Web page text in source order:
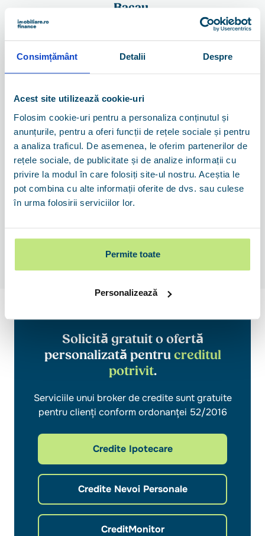
Consimțământ Detalii Despre
Acest site utilizează cookie-uri
Folosim cookie-uri pentru a personaliza conținutul și
anunțurile, pentru a oferi funcții de rețele sociale și pentru
a analiza traficul. De asemenea, le oferim partenerilor de
rețele sociale, de publicitate și de analize informații cu
privire la modul în care folosiți site-ul nostru. Aceștia le
pot combina cu alte informații oferite de dvs. sau culese
în urma folosirii serviciilor lor.
Permite toate
Personalizează
Bacau
Camelia Sava
Broker -14 ani experiență
Bacau
Solicită gratuit o ofertă
personalizată pentrucreditul
potrivit.
Serviciile unui broker de credite sunt gratuite
pentru clienți conform ordonanței 52/2016
Credite Ipotecare
Credite Nevoi Personale
CreditMonitor